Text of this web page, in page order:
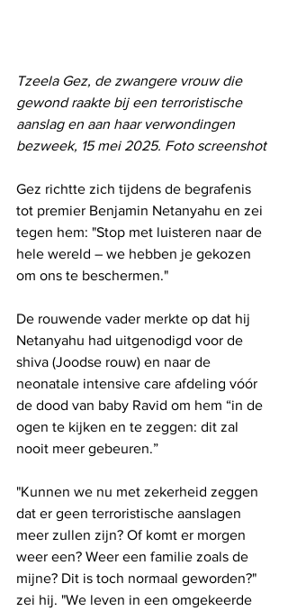
Tzeela Gez, de zwangere vrouw die
gewond raakte bij een terroristische
aanslag en aan haar verwondingen
bezweek, 15 mei 2025. Foto screenshot
Gez richtte zich tijdens de begrafenis
tot premier Benjamin Netanyahu en zei
tegen hem: "Stop met luisteren naar de
hele wereld – we hebben je gekozen
om ons te beschermen."
De rouwende vader merkte op dat hij
Netanyahu had uitgenodigd voor de
shiva (Joodse rouw) en naar de
neonatale intensive care afdeling vóór
de dood van baby Ravid om hem “in de
ogen te kijken en te zeggen: dit zal
nooit meer gebeuren.”
"Kunnen we nu met zekerheid zeggen
dat er geen terroristische aanslagen
meer zullen zijn? Of komt er morgen
weer een? Weer een familie zoals de
mijne? Dit is toch normaal geworden?"
zei hij. "We leven in een omgekeerde